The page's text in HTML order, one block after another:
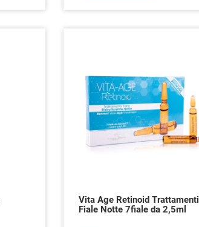
Vita Age Retinoid Trattamenti
Fiale Notte 7fiale da 2,5ml